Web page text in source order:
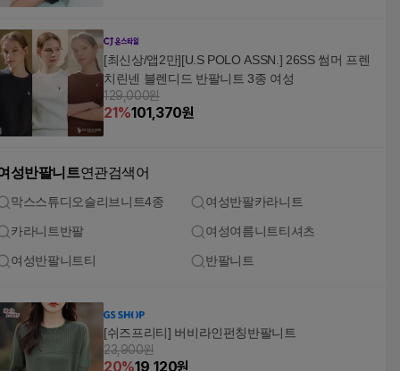
[최신상/앱2만][U.S POLO ASSN.] 26SS 썸머 프렌
치린넨 블렌디드 반팔니트 3종 여성
129,000원
21%101,370원
성반팔니트연관검색어
막스스튜디오슬리브니트4종 여성반팔카라니트
카라니트반팔 여성여름니트티셔츠
여성반팔니트티 반팔니트
[쉬즈프리티] 버비라인펀칭반팔니트
23,900원
20%19,120원